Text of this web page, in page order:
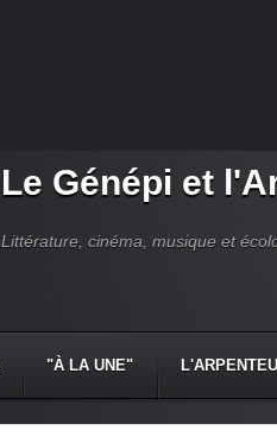
Le Génépi et
Littérature, cinéma, musique et
"À LA UNE"